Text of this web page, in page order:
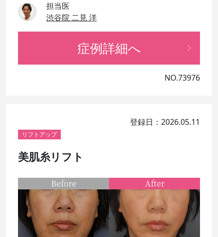
担当医
渋谷院 二見 洋
症例詳細へ
NO.73976
登録日：2026.05.11
リフトアップ
美肌糸リフト
Before After